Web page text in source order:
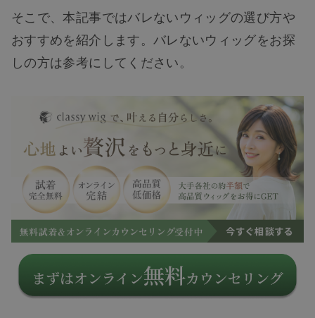
そこで、本記事ではバレないウィッグの選び方や
おすすめを紹介します。バレないウィッグをお探
しの方は参考にしてください。